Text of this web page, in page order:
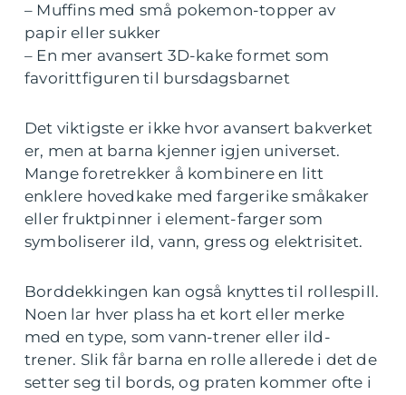
– Muffins med små pokemon-topper av
papir eller sukker
– En mer avansert 3D-kake formet som
favorittfiguren til bursdagsbarnet
Det viktigste er ikke hvor avansert bakverket
er, men at barna kjenner igjen universet.
Mange foretrekker å kombinere en litt
enklere hovedkake med fargerike småkaker
eller fruktpinner i element-farger som
symboliserer ild, vann, gress og elektrisitet.
Borddekkingen kan også knyttes til rollespill.
Noen lar hver plass ha et kort eller merke
med en type, som vann-trener eller ild-
trener. Slik får barna en rolle allerede i det de
setter seg til bords, og praten kommer ofte i